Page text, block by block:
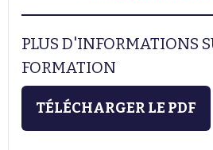
PLUS D'INFORMATIONS
FORMATION
TÉLÉCHARGER LE PDF